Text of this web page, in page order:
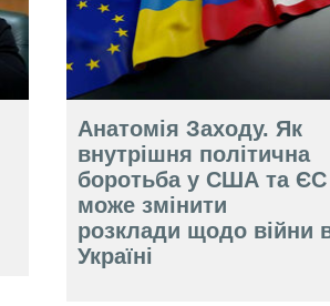
Анатомія Заходу. Як
внутрішня політична
боротьба у США та ЄС
може змінити
розклади щодо війни
Україні